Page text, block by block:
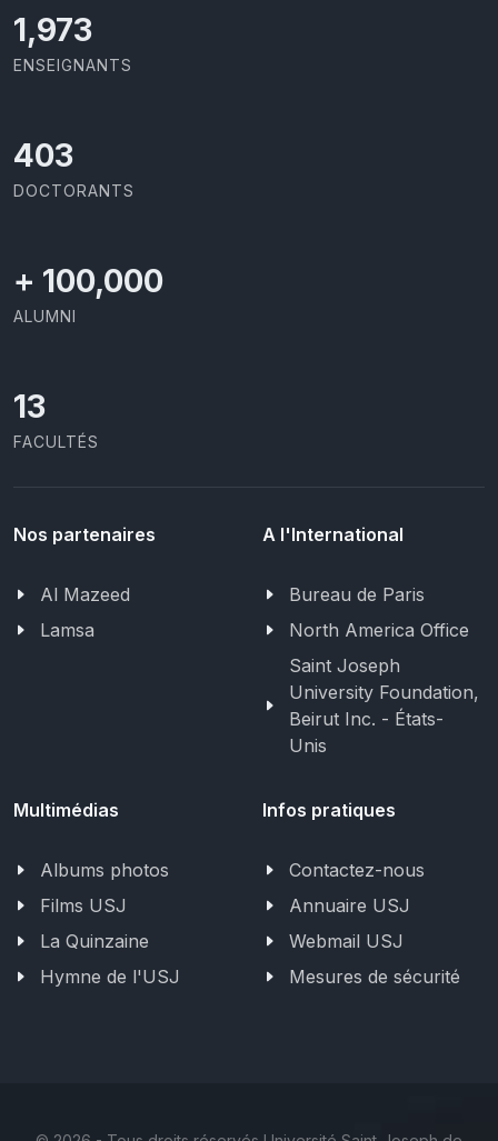
2,029
ENSEIGNANTS
414
DOCTORANTS
+ 100,000
ALUMNI
13
FACULTÉS
Nos partenaires
Al Mazeed
Lamsa
A l'International
Bureau de Paris
North America Office
Saint Joseph
University Foundation,
Beirut Inc. - États-
Unis
Multimédias
Albums photos
Films USJ
La Quinzaine
Hymne de l'USJ
Infos pratiques
Contactez-nous
Annuaire USJ
Webmail USJ
Mesures de sécurité